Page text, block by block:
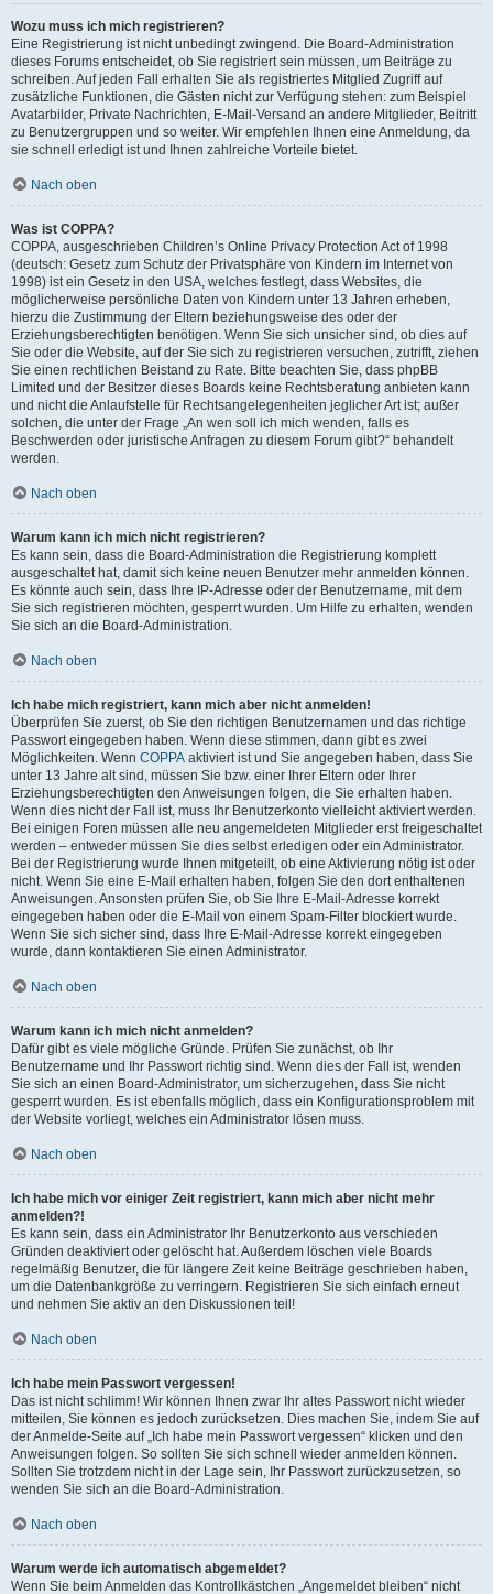
Wozu muss ich mich registrieren?
Eine Registrierung ist nicht unbedingt zwingend. Die Board-Administration
dieses Forums entscheidet, ob Sie registriert sein müssen, um Beiträge zu
schreiben. Auf jeden Fall erhalten Sie als registriertes Mitglied Zugriff auf
zusätzliche Funktionen, die Gästen nicht zur Verfügung stehen: zum Beispiel
Avatarbilder, Private Nachrichten, E-Mail-Versand an andere Mitglieder, Beitritt
zu Benutzergruppen und so weiter. Wir empfehlen Ihnen eine Anmeldung, da
sie schnell erledigt ist und Ihnen zahlreiche Vorteile bietet.
Nach oben
Was ist COPPA?
COPPA, ausgeschrieben Children’s Online Privacy Protection Act of 1998
(deutsch: Gesetz zum Schutz der Privatsphäre von Kindern im Internet von
1998) ist ein Gesetz in den USA, welches festlegt, dass Websites, die
möglicherweise persönliche Daten von Kindern unter 13 Jahren erheben,
hierzu die Zustimmung der Eltern beziehungsweise des oder der
Erziehungsberechtigten benötigen. Wenn Sie sich unsicher sind, ob dies auf
Sie oder die Website, auf der Sie sich zu registrieren versuchen, zutrifft, ziehen
Sie einen rechtlichen Beistand zu Rate. Bitte beachten Sie, dass phpBB
Limited und der Besitzer dieses Boards keine Rechtsberatung anbieten kann
und nicht die Anlaufstelle für Rechtsangelegenheiten jeglicher Art ist; außer
solchen, die unter der Frage „An wen soll ich mich wenden, falls es
Beschwerden oder juristische Anfragen zu diesem Forum gibt?“ behandelt
werden.
Nach oben
Warum kann ich mich nicht registrieren?
Es kann sein, dass die Board-Administration die Registrierung komplett
ausgeschaltet hat, damit sich keine neuen Benutzer mehr anmelden können.
Es könnte auch sein, dass Ihre IP-Adresse oder der Benutzername, mit dem
Sie sich registrieren möchten, gesperrt wurden. Um Hilfe zu erhalten, wenden
Sie sich an die Board-Administration.
Nach oben
Ich habe mich registriert, kann mich aber nicht anmelden!
Überprüfen Sie zuerst, ob Sie den richtigen Benutzernamen und das richtige
Passwort eingegeben haben. Wenn diese stimmen, dann gibt es zwei
Möglichkeiten. Wenn COPPA aktiviert ist und Sie angegeben haben, dass Sie
unter 13 Jahre alt sind, müssen Sie bzw. einer Ihrer Eltern oder Ihrer
Erziehungsberechtigten den Anweisungen folgen, die Sie erhalten haben.
Wenn dies nicht der Fall ist, muss Ihr Benutzerkonto vielleicht aktiviert werden.
Bei einigen Foren müssen alle neu angemeldeten Mitglieder erst freigeschaltet
werden – entweder müssen Sie dies selbst erledigen oder ein Administrator.
Bei der Registrierung wurde Ihnen mitgeteilt, ob eine Aktivierung nötig ist oder
nicht. Wenn Sie eine E-Mail erhalten haben, folgen Sie den dort enthaltenen
Anweisungen. Ansonsten prüfen Sie, ob Sie Ihre E-Mail-Adresse korrekt
eingegeben haben oder die E-Mail von einem Spam-Filter blockiert wurde.
Wenn Sie sich sicher sind, dass Ihre E-Mail-Adresse korrekt eingegeben
wurde, dann kontaktieren Sie einen Administrator.
Nach oben
Warum kann ich mich nicht anmelden?
Dafür gibt es viele mögliche Gründe. Prüfen Sie zunächst, ob Ihr
Benutzername und Ihr Passwort richtig sind. Wenn dies der Fall ist, wenden
Sie sich an einen Board-Administrator, um sicherzugehen, dass Sie nicht
gesperrt wurden. Es ist ebenfalls möglich, dass ein Konfigurationsproblem mit
der Website vorliegt, welches ein Administrator lösen muss.
Nach oben
Ich habe mich vor einiger Zeit registriert, kann mich aber nicht mehr
anmelden?!
Es kann sein, dass ein Administrator Ihr Benutzerkonto aus verschieden
Gründen deaktiviert oder gelöscht hat. Außerdem löschen viele Boards
regelmäßig Benutzer, die für längere Zeit keine Beiträge geschrieben haben,
um die Datenbankgröße zu verringern. Registrieren Sie sich einfach erneut
und nehmen Sie aktiv an den Diskussionen teil!
Nach oben
Ich habe mein Passwort vergessen!
Das ist nicht schlimm! Wir können Ihnen zwar Ihr altes Passwort nicht wieder
mitteilen, Sie können es jedoch zurücksetzen. Dies machen Sie, indem Sie auf
der Anmelde-Seite auf „Ich habe mein Passwort vergessen“ klicken und den
Anweisungen folgen. So sollten Sie sich schnell wieder anmelden können.
Sollten Sie trotzdem nicht in der Lage sein, Ihr Passwort zurückzusetzen, so
wenden Sie sich an die Board-Administration.
Nach oben
Warum werde ich automatisch abgemeldet?
Wenn Sie beim Anmelden das Kontrollkästchen „Angemeldet bleiben“ nicht